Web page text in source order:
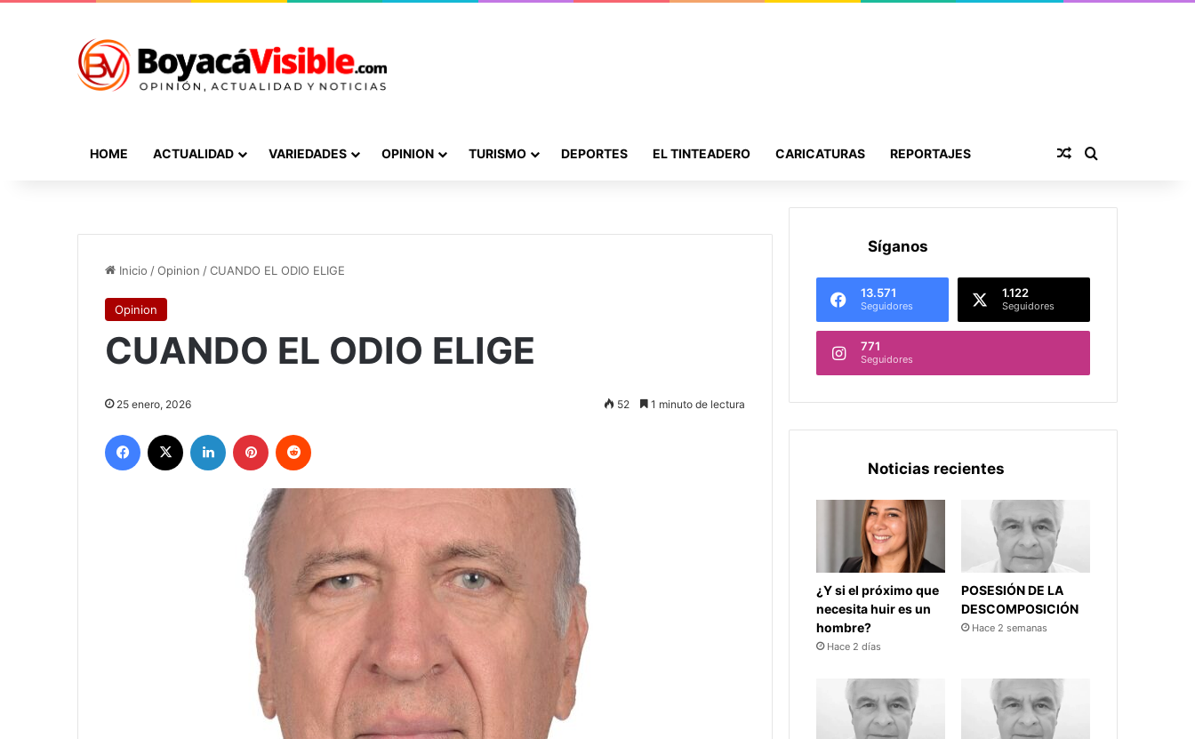
HOME ACTUALIDAD VARIEDADES OPINION TURISMO DEPORTES EL TINTEADERO CARICATURAS REPORTAJES Publicación al
Inicio /Opinion /CUANDO EL ODIO ELIGE
Opinion
CUANDO EL ODIO ELIGE
25 enero, 2026 52 1 minuto de lectura
Facebook LinkedIn Pinterest
Síganos
13.571
Seguidores
1.122
Seguidores
771
Seguidores
Noticias recientes
¿Y si el próximo que
necesita huir es un
hombre?
Hace 2 días
POSESIÓN DE LA
DESCOMPOSICIÓN
Hace 2 semanas